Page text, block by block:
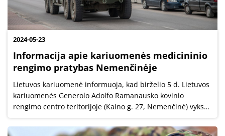
2024-05-23
Informacija apie kariuomenės medicininio
rengimo pratybas Nemenčinėje
Lietuvos kariuomenė informuoja, kad birželio 5 d. Lietuvos
kariuomenės Generolo Adolfo Ramanausko kovinio
rengimo centro teritorijoje (Kalno g. 27, Nemenčinė) vyks
medicininio rengimo pratybos, kurių metu bus naudojami
imitaciniai šaudmenys ir...